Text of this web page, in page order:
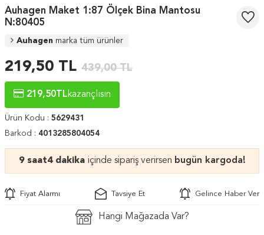
Auhagen Maket 1:87 Ölçek Bina Mantosu
N:80405
Auhagen marka tüm ürünler
439,00TL
219,50 TL
219,50 TLkazançlısın
Ürün Kodu : 5629431
Barkod : 4013285804054
9 saat4 dakika içinde sipariş verirsen bugün kargoda!
Fiyat Alarmı Tavsiye Et Gelince Haber Ver
Hangi Mağazada Var?